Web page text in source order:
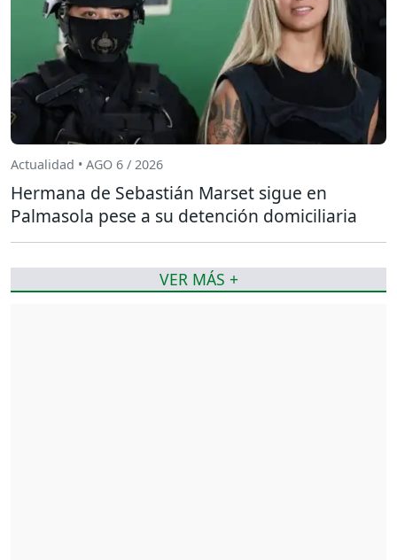
Actualidad • AGO 6 / 2026
Hermana de Sebastián Marset sigue en
Palmasola pese a su detención domiciliaria
VER MÁS +